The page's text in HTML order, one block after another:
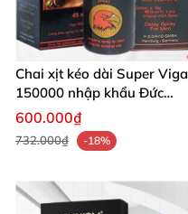
Chai xịt kéo dài Super Viga
150000 nhập khẩu Đức
hiệu quả cao
600.000₫
732.000₫ -18%